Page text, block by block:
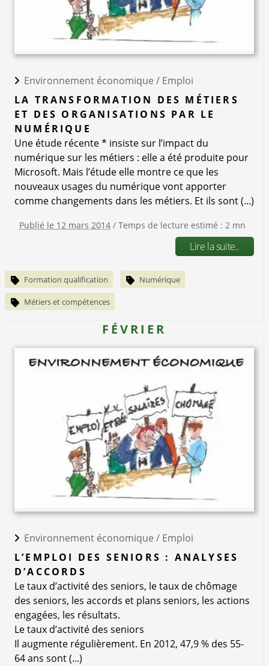
Environnement économique / Emploi
LA TRANSFORMATION DES MÉTIERS
ET DES ORGANISATIONS PAR LE
NUMÉRIQUE
Une étude récente * insiste sur l’impact du
numérique sur les métiers : elle a été produite pour
Microsoft. Mais l’étude elle montre ce que les
nouveaux usages du numérique vont apporter
comme changements dans les métiers. Et ils sont (...)
Publié le 12 mars 2014 / Temps de lecture estimé : 2 mn
Lire la suite..
Formation qualification Numérique
Métiers et compétences
FÉVRIER
Environnement économique / Emploi
L’EMPLOI DES SENIORS : ANALYSES
D’ACCORDS
Le taux d’activité des seniors, le taux de chômage
des seniors, les accords et plans seniors, les actions
engagées, les résultats.
Le taux d’activité des seniors
Il augmente régulièrement. En 2012, 47,9 % des 55-
64 ans sont (...)